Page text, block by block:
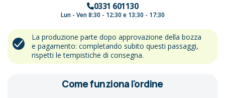
0331 601130
Lun - Ven 8:30 - 12:30 e 13:30 - 17:30
La produzione parte dopo approvazione della bozza
e pagamento: completando subito questi passaggi,
rispetti le tempistiche di consegna.
Come funziona l'ordine